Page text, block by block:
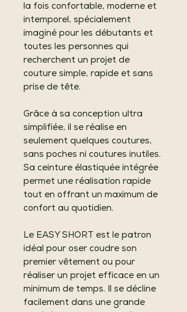
la fois confortable, moderne et
intemporel, spécialement
imaginé pour les débutants et
toutes les personnes qui
recherchent un projet de
couture simple, rapide et sans
prise de tête.
Grâce à sa conception ultra
simplifiée, il se réalise en
seulement quelques coutures,
sans poches ni coutures inutiles.
Sa ceinture élastiquée intégrée
permet une réalisation rapide
tout en offrant un maximum de
confort au quotidien.
Le EASY SHORT est le patron
idéal pour oser coudre son
premier vêtement ou pour
réaliser un projet efficace en un
minimum de temps. Il se décline
facilement dans une grande